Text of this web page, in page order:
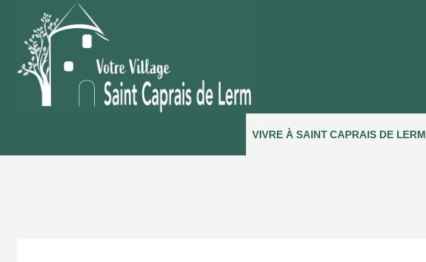
VIVRE À SAINT CAPRAIS DE LERM